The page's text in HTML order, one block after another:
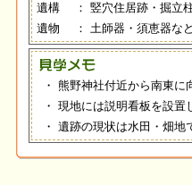
遺構
： 竪穴住居跡・掘立
遺物
： 土師器・須恵器な
・ 熊野神社付近から南東に
・ 現地には説明看板を設置
・ 遺跡の現状は水田・畑地